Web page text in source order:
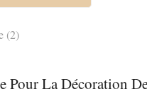
Pour La Décoration